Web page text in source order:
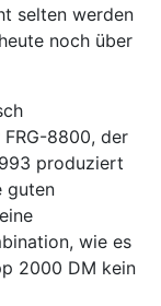
selten werden
noch über
8800, der
produziert
guten
wie es
2000 DM kein